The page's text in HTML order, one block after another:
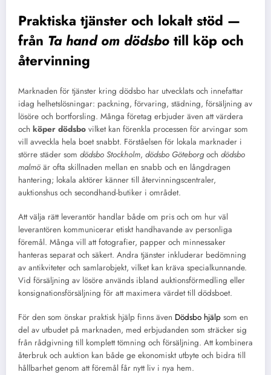
Praktiska tjänster och lokalt stöd —
från Ta hand om dödsbo till köp och
återvinning
Marknaden för tjänster kring dödsbo har utvecklats och innefattar
idag helhetslösningar: packning, förvaring, städning, försäljning av
lösöre och bortforsling. Många företag erbjuder även att värdera
och köper dödsbo vilket kan förenkla processen för arvingar som
vill avveckla hela boet snabbt. Förståelsen för lokala marknader i
större städer som dödsbo Stockholm, dödsbo Göteborgoch dödsbo
malmö är ofta skillnaden mellan en snabb och en långdragen
hantering; lokala aktörer känner till återvinningscentraler,
auktionshus och secondhand-butiker i området.
Att välja rätt leverantör handlar både om pris och om hur väl
leverantören kommunicerar etiskt handhavande av personliga
föremål. Många vill att fotografier, papper och minnessaker
hanteras separat och säkert. Andra tjänster inkluderar bedömning
av antikviteter och samlarobjekt, vilket kan kräva specialkunnande.
Vid försäljning av lösöre används ibland auktionsförmedling eller
konsignationsförsäljning för att maximera värdet till dödsboet.
För den som önskar praktisk hjälp finns även Dödsbo hjälp som en
del av utbudet på marknaden, med erbjudanden som sträcker sig
från rådgivning till komplett tömning och försäljning. Att kombinera
återbruk och auktion kan både ge ekonomiskt utbyte och bidra till
hållbarhet genom att föremål får nytt liv i nya hem.